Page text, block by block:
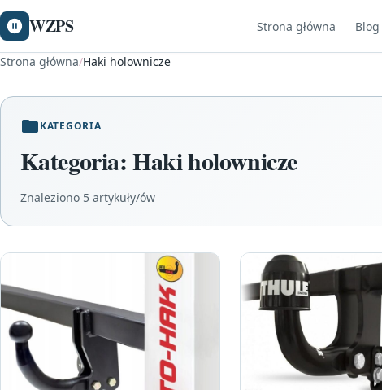
WZPS Strona główna Blog
Strona główna/Haki holownicze
KATEGORIA
Kategoria:Haki holownicze
Znaleziono 5 artykuły/ów